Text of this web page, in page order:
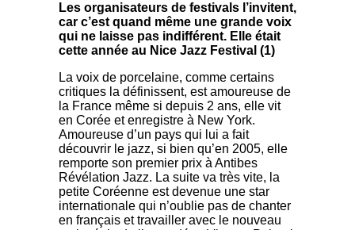
Les organisateurs de festivals l’invitent,
car c’est quand même une grande voix
qui ne laisse pas indifférent. Elle était
cette année au Nice Jazz Festival (1)
La voix de porcelaine, comme certains
critiques la définissent, est amoureuse de
la France même si depuis 2 ans, elle vit
en Corée et enregistre à New York.
Amoureuse d’un pays qui lui a fait
découvrir le jazz, si bien qu’en 2005, elle
remporte son premier prix à Antibes
Révélation Jazz. La suite va très vite, la
petite Coréenne est devenue une star
internationale qui n’oublie pas de chanter
en français et travailler avec le nouveau